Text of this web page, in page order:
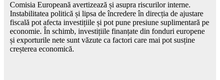
Comisia Europeană avertizează și asupra riscurilor interne.
Instabilitatea politică și lipsa de încredere în direcția de ajustare
fiscală pot afecta investițiile și pot pune presiune suplimentară pe
economie. În schimb, investițiile finanțate din fonduri europene
și exporturile nete sunt văzute ca factori care mai pot susține
creșterea economică.